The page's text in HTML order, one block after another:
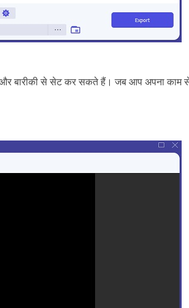
और बारीकी से सेट कर सकते हैं। जब आप अपना काम